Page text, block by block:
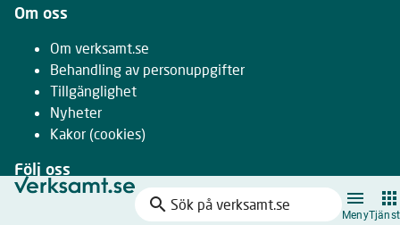
search
Sök
Meny
Om oss
Om verksamt.se
Behandling av personuppgifter
Tillgänglighet
Nyheter
Kakor (cookies)
Följ oss
Facebook